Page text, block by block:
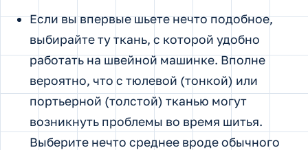
Если вы впервые шьете нечто подобное,
выбирайте ту ткань, с которой удобно
работать на швейной машинке. Вполне
вероятно, что с тюлевой (тонкой) или
портьерной (толстой) тканью могут
возникнуть проблемы во время шитья.
Выберите нечто среднее вроде обычного